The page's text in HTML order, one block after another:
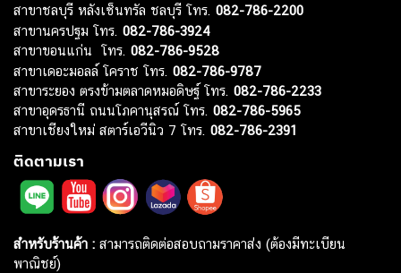
สาขาชลบุรี หลังเซ็นทรัล ชลบุรี โทร. 082-786-2200
สาขานครปฐม โทร. 082-786-3924
สาขาขอนแก่น โทร. 082-786-9528
สาขาเดอะมอลล์ โคราช โทร. 082-786-9787
สาขาระยอง ตรงข้ามตลาดหมอดิษฐ์ โทร. 082-786-2233
สาขาอุดรธานี ถนนโภคานุสรณ์ โทร. 082-786-5965
สาขาเชียงใหม่ สตาร์เอวีนิว 7 โทร. 082-786-2391
ติดตามเรา
สำหรับร้านค้า : สามารถติดต่อสอบถามราคาส่ง (ต้องมีทะเบียน
พาณิชย์)